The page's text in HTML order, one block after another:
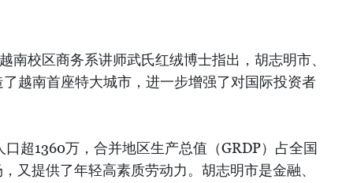
南校区商务系讲师武氏红绒博士指出，胡志明市、
越南首座特大城市，进一步增强了对国际投资者
超1360万，合并地区生产总值（GRDP）占全国
又提供了年轻高素质劳动力。胡志明市是金融、